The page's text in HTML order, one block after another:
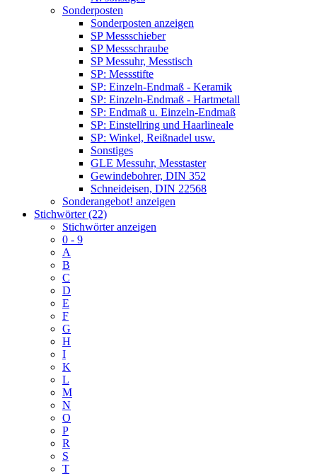
Sonderposten
Sonderposten anzeigen
SP Messschieber
SP Messschraube
SP Messuhr, Messtisch
SP: Messstifte
SP: Einzeln-Endmaß - Keramik
SP: Einzeln-Endmaß - Hartmetall
SP: Endmaß u. Einzeln-Endmaß
SP: Einstellring und Haarlineale
SP: Winkel, Reißnadel usw.
Sonstiges
GLE Messuhr, Messtaster
Gewindebohrer, DIN 352
Schneideisen, DIN 22568
Sonderangebot! anzeigen
Stichwörter (22)
Stichwörter anzeigen
0 - 9
A
B
C
D
E
F
G
H
I
K
L
M
N
O
P
R
S
T